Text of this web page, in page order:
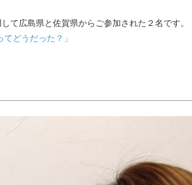
て広島県と佐賀県からご参加された２名です。
どうだった？」